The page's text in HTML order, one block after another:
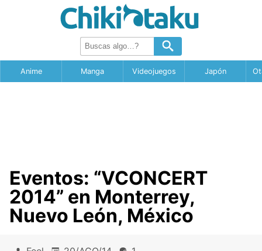
Anime Manga Videojuegos Japón
Eventos: “VCONCERT
2014” en Monterrey,
Nuevo León, México